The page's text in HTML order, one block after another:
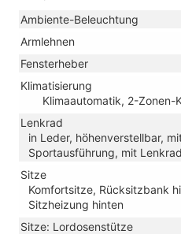
Ambiente-Beleuchtung
Armlehnen
Fensterheber
Klimatisierung
Klimaautomatik, 2-Zonen-
Lenkrad
in Leder, höhenverstellbar,
Sportausführung, mit
Sitze
Komfortsitze, Rücksitzbank
Sitzheizung hinten
Sitze: Lordosenstütze